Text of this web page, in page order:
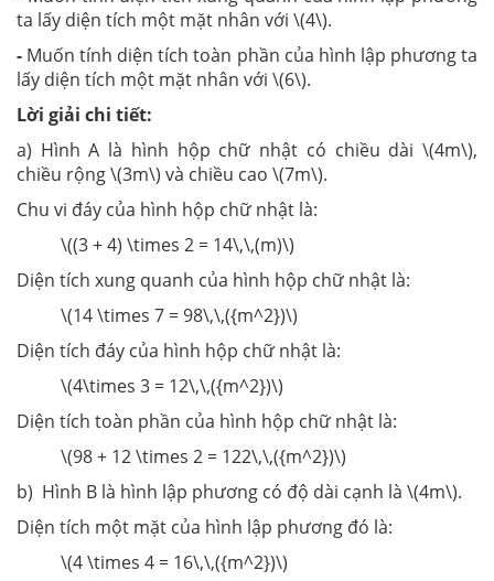
ta lấy diện tích một mặt nhân với \(4\).
- Muốn tính diện tích toàn phần của hình lập phương ta
lấy diện tích một mặt nhân với \(6\).
Lời giải chi tiết:
a) Hình A là hình hộp chữ nhật có chiều dài \(4m\),
chiều rộng \(3m\) và chiều cao \(7m\).
Chu vi đáy của hình hộp chữ nhật là:
\((3 + 4) \times 2 = 14\,\,(m)\)
Diện tích xung quanh của hình hộp chữ nhật là:
\(14 \times 7 = 98\,\,({m^2})\)
Diện tích đáy của hình hộp chữ nhật là:
\(4\times 3 = 12\,\,({m^2})\)
Diện tích toàn phần của hình hộp chữ nhật là:
\(98 + 12 \times 2 = 122\,\,({m^2})\)
b) Hình B là hình lập phương có độ dài cạnh là \(4m\).
Diện tích một mặt của hình lập phương đó là:
\(4 \times 4 = 16\,\,({m^2})\)